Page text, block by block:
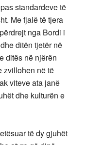
standardeve të
Me fjalë të tjera
nga Bordi i
ditën tjetër në
ditës në njërën
zvillohen në të
viteve ata janë
dhe kulturën e
të dy gjuhët